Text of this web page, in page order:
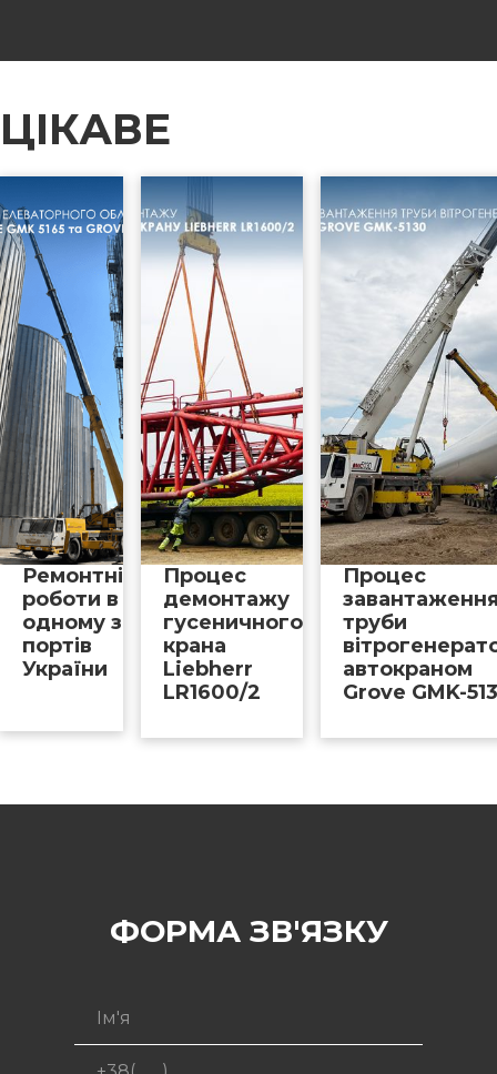
ЦІКАВЕ
Ремонтні
роботи в
одному з
портів
України
Процес
демонтажу
гусеничного
крана
Liebherr
LR1600/2
Процес
труби
автокраном
Grove GMK-
ФОРМА ЗВ'ЯЗКУ